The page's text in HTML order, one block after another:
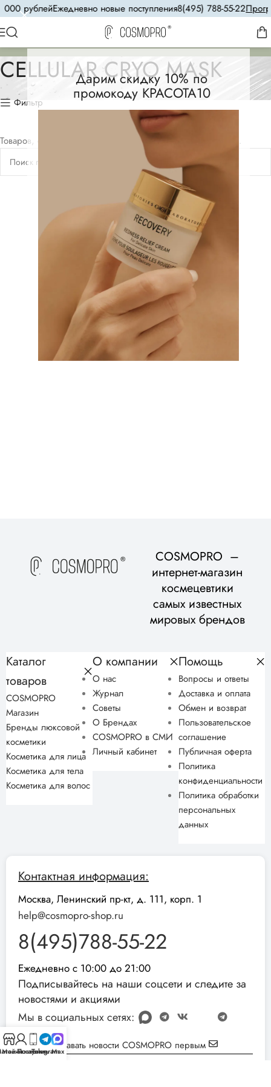
Дарим скидку 10% по
промокоду КРАСОТА10
000 рублейЕжедневно новые поступления8(495) 788-55-22
CELLULAR CRYO MASK
Фильтр
Товаров, соответствующих вашему запросу, не обнаружено.
COSMOPRO –
интернет-магазин
космецевтики
самых известных
мировых брендов
Каталог
товаров
COSMOPRO
Магазин
Бренды люксовой
косметики
Косметика для лица
Косметика для тела
Косметика для волос
О компании
О нас
Журнал
Советы
О Брендах
COSMOPRO в СМИ
Личный кабинет
Помощь
Вопросы и ответы
Доставка и оплата
Обмен и возврат
Пользовательское
соглашение
Публичная оферта
Политика
конфиденциальности
Политика обработки
персональных
данных
Контактная информация:
Москва, Ленинский пр-кт, д. 111, корп. 1
help@cosmopro-shop.ru
8(495)788-55-22
Ежедневно с 10:00 до 21:00
Подписывайтесь на наши соцсети и следите за
новостями и акциями
Мы в социальных сетях:
Узнавать новости COSMOPRO первым
Мой аккаунт
Позвонить
Telegram
Max